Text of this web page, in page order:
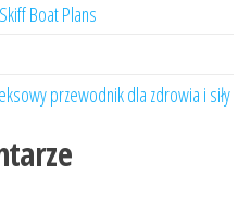
Boat Plans
przewodnik dla zdrowia i siły